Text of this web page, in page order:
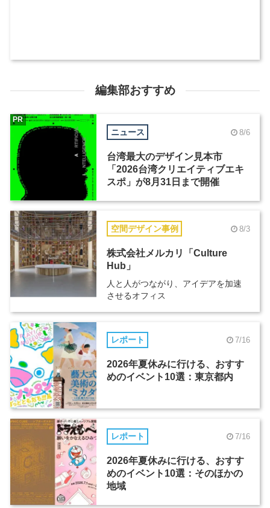
編集部おすすめ
ニュース 8/6
台湾最大のデザイン見本市
「2026台湾クリエイティブエキ
スポ」が8月31日まで開催
PR
空間デザイン事例 8/3
株式会社メルカリ「Culture
Hub」
人と人がつながり、アイデアを加速
させるオフィス
レポート 7/16
2026年夏休みに行ける、おすす
めのイベント10選：東京都内
レポート 7/16
2026年夏休みに行ける、おすす
めのイベント10選：そのほかの
地域